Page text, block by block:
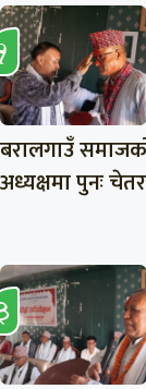
बरालगाउँ
अध्यक्षमा पुनः